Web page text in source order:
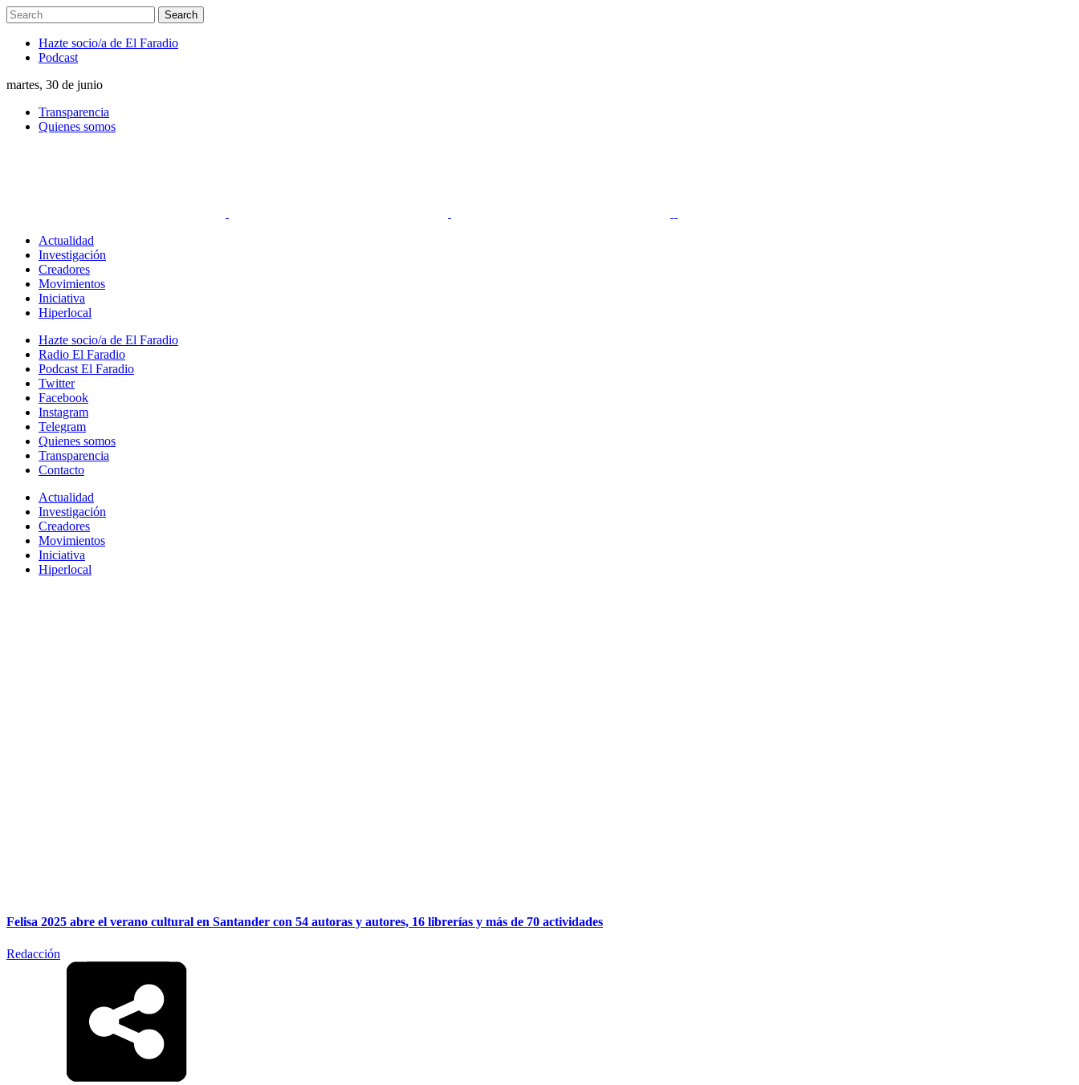
Hazte socio/a de El Faradio
Podcast
martes, 30 de junio
Transparencia
Quienes somos
Actualidad
Investigación
Creadores
Movimientos
Iniciativa
Hiperlocal
Hazte socio/a de El Faradio
Radio El Faradio
Podcast El Faradio
Twitter
Facebook
Instagram
Telegram
Quienes somos
Transparencia
Contacto
Actualidad
Investigación
Creadores
Movimientos
Iniciativa
Hiperlocal
Felisa 2025 abre el verano cultural en Santander con 54 autoras y autores, 16 librerías y más de 70 actividades
Redacción